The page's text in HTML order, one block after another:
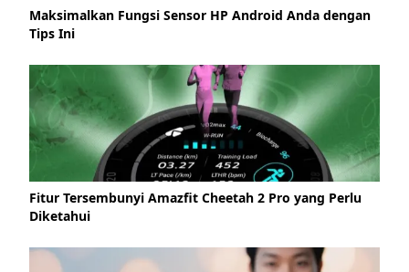
Maksimalkan Fungsi Sensor HP Android Anda dengan
Tips Ini
Fitur Tersembunyi Amazfit Cheetah 2 Pro yang Perlu
Diketahui